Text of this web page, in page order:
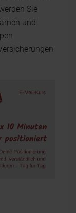
Sie
und